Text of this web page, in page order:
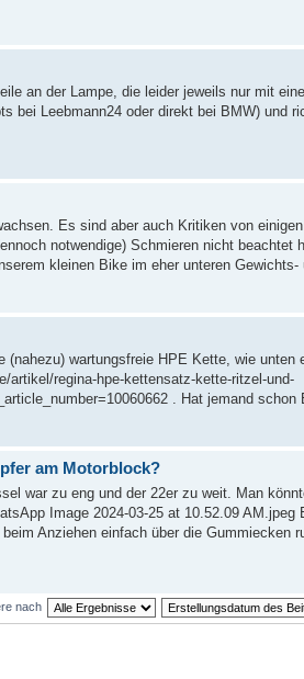
an der Lampe, die leider jeweils nur mit
bei Leebmann24 oder direkt bei BMW) und
Es sind aber auch Kritiken von
notwendige) Schmieren nicht beachtet
kleinen Bike im eher unteren Gewichts-
(nahezu) wartungsfreie HPE Kette, wie unten
artikel/regina-hpe-kettensatz-kette-ritzel-und-
. Hat jemand schon
am Motorblock?
war zu eng und der 22er zu weit. Man
Image 2024-03-25 at 10.52.09 AM.jpeg
Anziehen einfach über die Gummiecken
nach